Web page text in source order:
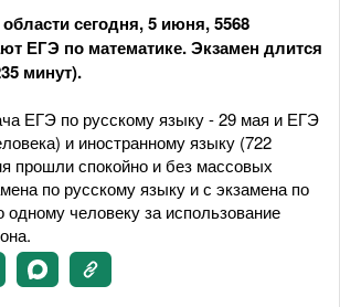
сегодня, 5 июня, 5568
ЕГЭ по математике. Экзамен длится
минут).
ЕГЭ по русскому языку - 29 мая и ЕГЭ
и иностранному языку (722
прошли спокойно и без массовых
по русскому языку и с экзамена по
человеку за использование